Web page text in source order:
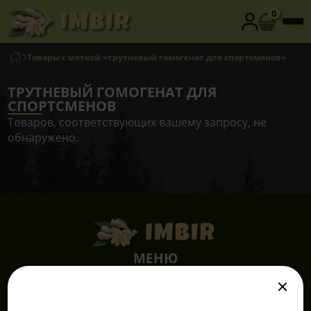
0
Товары с меткой «трутневый гомогенат для спортсменов»
ТРУТНЕВЫЙ ГОМОГЕНАТ ДЛЯ
СПОРТСМЕНОВ
Товаров, соответствующих вашему запросу, не
обнаружено.
МЕНЮ